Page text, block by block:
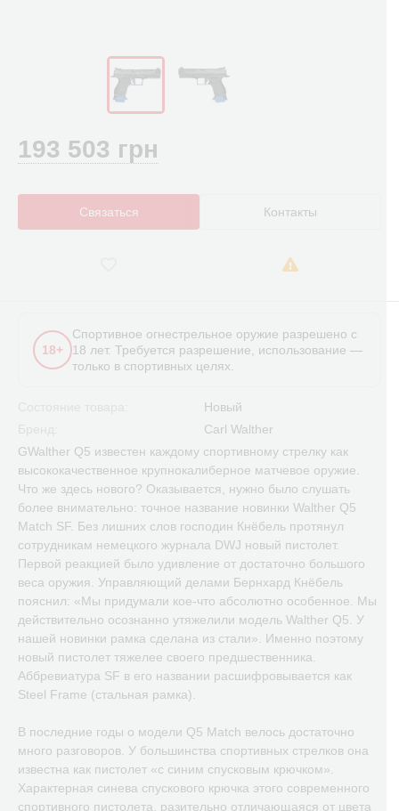
193 503 грн
Связаться Контакты
18+
Спортивное огнестрельное оружие разрешено с
18 лет. Требуется разрешение, использование —
только в спортивных целях.
Новый
Carl Walther
GWalther Q5 известен каждому спортивному стрелку как
высококачественное крупнокалиберное матчевое оружие.
Что же здесь нового? Оказывается, нужно было слушать
более внимательно: точное название новинки Walther Q5
Match SF. Без лишних слов господин Кнёбель протянул
сотрудникам немецкого журнала DWJ новый пистолет.
Первой реакцией было удивление от достаточно большого
веса оружия. Управляющий делами Бернхард Кнёбель
пояснил: «Мы придумали кое-что абсолютно особенное. Мы
действительно осознанно утяжелили модель Walther Q5. У
нашей новинки рамка сделана из стали». Именно поэтому
новый пистолет тяжелее своего предшественника.
Аббревиатура SF в его названии расшифровывается как
Steel Frame (стальная рамка).
В последние годы о модели Q5 Match велось достаточно
много разговоров. У большинства спортивных стрелков она
известна как пистолет «с синим спусковым крючком».
Характерная синева спускового крючка этого современного
спортивного пистолета, разительно отличающаяся от цвета